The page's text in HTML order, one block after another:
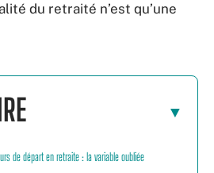
du retraité n’est qu’une
de départ en retraite : la variable oubliée